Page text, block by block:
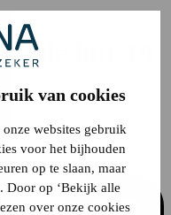
van cookies
websites gebruik
voor het bijhouden
op te slaan, maar
Door op ‘Bekijk alle
over onze cookies
bnr 19